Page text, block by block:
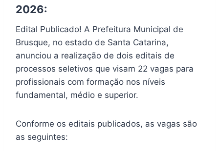
2026:
Edital Publicado! A Prefeitura Municipal de
Brusque, no estado de Santa Catarina,
anunciou a realização de dois editais de
processos seletivos que visam 22 vagas para
profissionais com formação nos níveis
fundamental, médio e superior.
Conforme os editais publicados, as vagas são
as seguintes: